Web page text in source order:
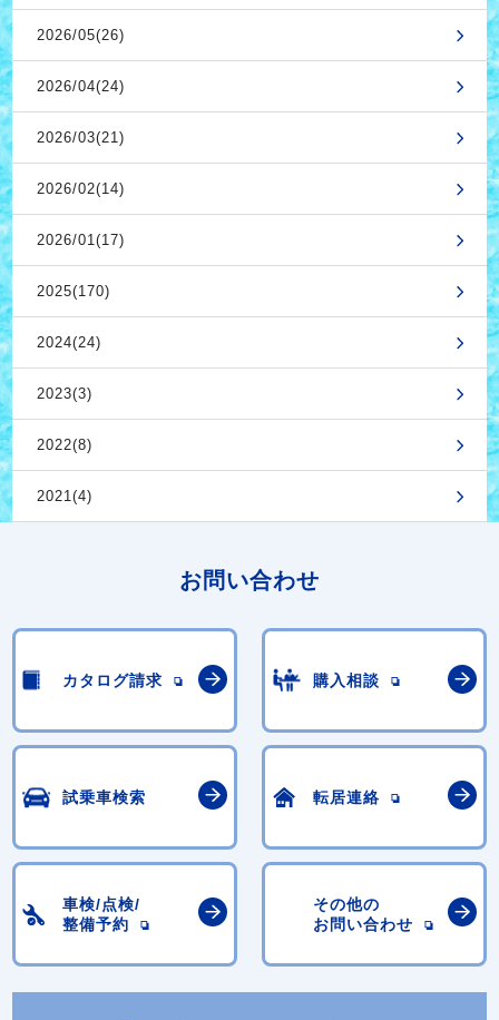
2026/05(26)
2026/04(24)
2026/03(21)
2026/02(14)
2026/01(17)
2025(170)
2024(24)
2023(3)
2022(8)
2021(4)
お問い合わせ
カタログ請求 購入相談
試乗車検索 転居連絡
車検/点検/
整備予約
その他の
お問い合わせ